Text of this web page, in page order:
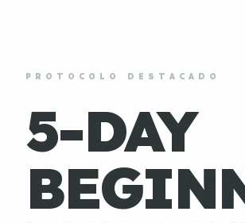
PROTOCOLO DESTACADO
5-DAY